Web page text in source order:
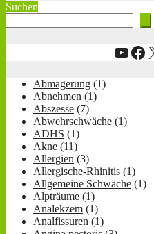
Suchen
Abmagerung (1)
Abnehmen (1)
Abszesse (7)
Abwehrschwäche (1)
ADHS (1)
Akne (11)
Allergien (3)
Allergische-Rhinitis (1)
Allgemeine Schwäche (1)
Alpträume (1)
Analekzem (1)
Analfissuren (1)